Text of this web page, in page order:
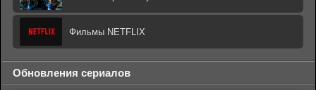
Фильмы NETFLIX
Обновления сериалов